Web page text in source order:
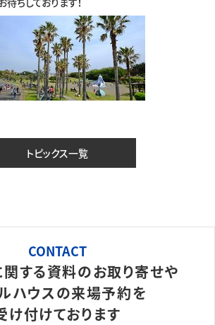
トピックス一覧
CONTACT
関する資料のお取り寄せや
ハウスの来場予約を
け付けております